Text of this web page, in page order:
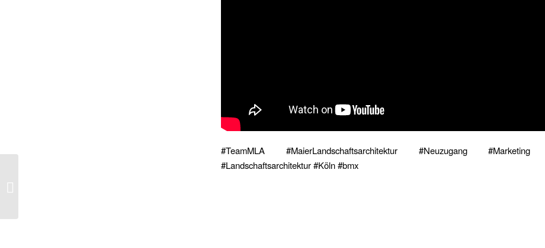
#TeamMLA #MaierLandschaftsarchitektur #Neuzugang
#Landschaftsarchitektur #Köln #bmx